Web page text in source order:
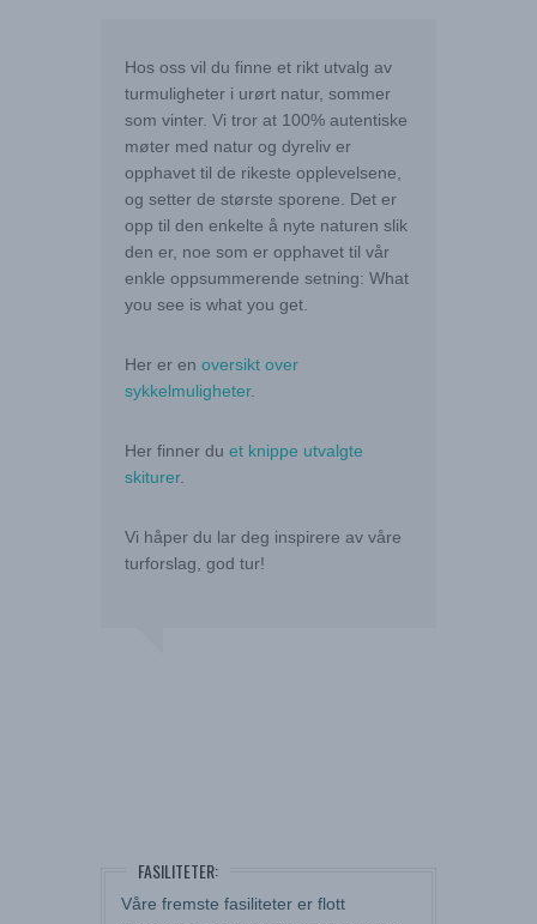
Hos oss vil du finne et rikt utvalg av
turmuligheter i urørt natur, sommer
som vinter. Vi tror at 100% autentiske
møter med natur og dyreliv er
opphavet til de rikeste opplevelsene,
og setter de største sporene. Det er
opp til den enkelte å nyte naturen slik
den er, noe som er opphavet til vår
enkle oppsummerende setning: What
you see is what you get.
Her er en oversikt over
sykkelmuligheter.
Her finner du et knippe utvalgte
skiturer.
Vi håper du lar deg inspirere av våre
turforslag, god tur!
FASILITETER:
Våre fremste fasiliteter er flott